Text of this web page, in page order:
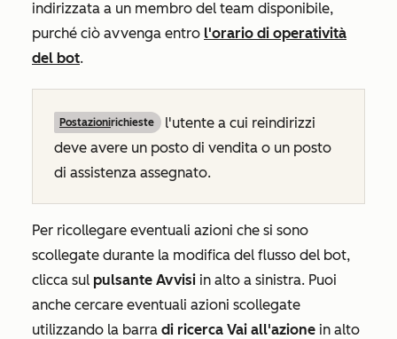
indirizzata a un membro del team disponibile,
purché ciò avvenga entro l'orario di operatività
del bot.
Postazionirichieste
l'utente a cui reindirizzi
deve avere un posto di vendita o un posto
di assistenza assegnato.
Per ricollegare eventuali azioni che si sono
scollegate durante la modifica del flusso del bot,
clicca sul pulsante Avvisi in alto a sinistra. Puoi
anche cercare eventuali azioni scollegate
utilizzando la barra di ricerca Vai all'azione in alto